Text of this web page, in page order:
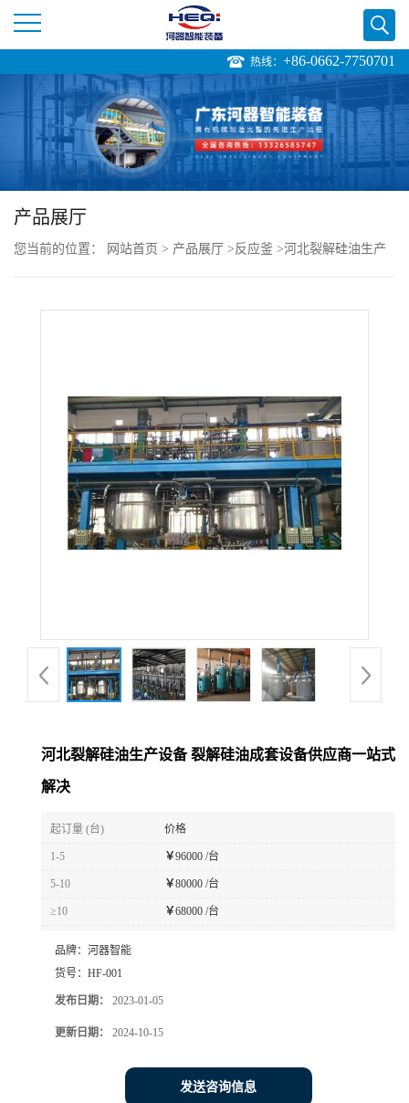
司
首
页
公
厅
热线： +86-0662-7750701
产品展厅
您当前的位置： 网站首页 > 产品展厅 >反应釜 >河北裂解硅油生产
河北裂解硅油生产设备 裂解硅油成套设备供应商一站式
解决
起订量 (台) 价格
1-5 ￥96000 /台
5-10 ￥80000 /台
≥10 ￥68000 /台
品牌： 河器智能
货号： HF-001
发布日期： 2023-01-05
更新日期： 2024-10-15
发送咨询信息